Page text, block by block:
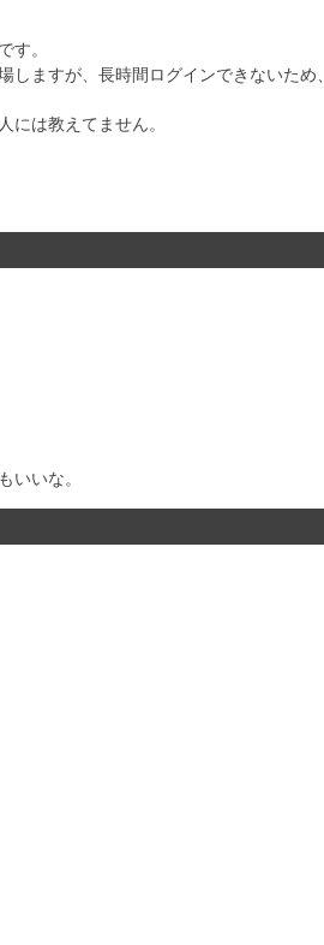
す。
しますが、長時間ログインできないた
には教えてません。
いいな。